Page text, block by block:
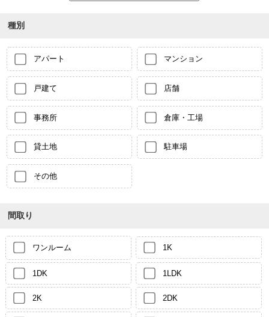
種別
アパート マンション
戸建て 店舗
事務所 倉庫・工場
貸土地 駐車場
その他
間取り
ワンルーム 1K
1DK 1LDK
2K 2DK